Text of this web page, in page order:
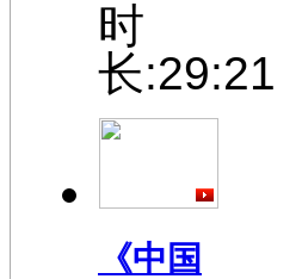
时
长:29:21
《中国